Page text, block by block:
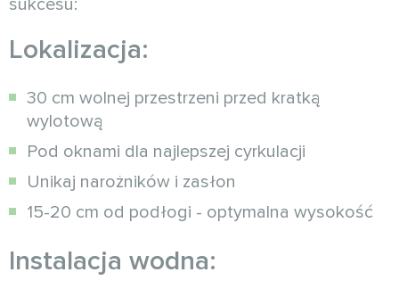
Lokalizacja:
30 cm wolnej przestrzeni przed kratką
wylotową
Pod oknami dla najlepszej cyrkulacji
Unikaj narożników i zasłon
15-20 cm od podłogi - optymalna wysokość
Instalacja wodna: